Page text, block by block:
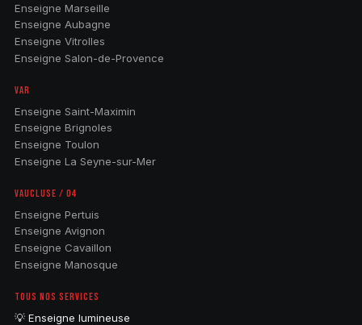
Enseigne Marseille
Enseigne Aubagne
Enseigne Vitrolles
Enseigne Salon-de-Provence
VAR
Enseigne Saint-Maximin
Enseigne Brignoles
Enseigne Toulon
Enseigne La Seyne-sur-Mer
VAUCLUSE / 04
Enseigne Pertuis
Enseigne Avignon
Enseigne Cavaillon
Enseigne Manosque
TOUS NOS SERVICES
💡 Enseigne lumineuse